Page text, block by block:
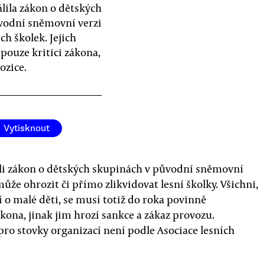
zákon o dětských
sněmovní verzi
školek. Jejich
kritici zákona,
Vytisknout
zákon o dětských skupinách v původní sněmovní
ohrozit či přímo zlikvidovat lesní školky. Všichni,
malé děti, se musí totiž do roka povinně
jinak jim hrozí sankce a zákaz provozu.
stovky organizací není podle Asociace lesních